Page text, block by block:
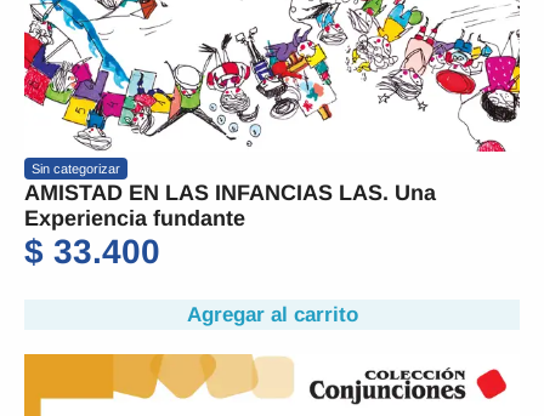
Sin categorizar
AMISTAD EN LAS INFANCIAS LAS. Una
Experiencia fundante
$ 33.400
Agregar al carrito